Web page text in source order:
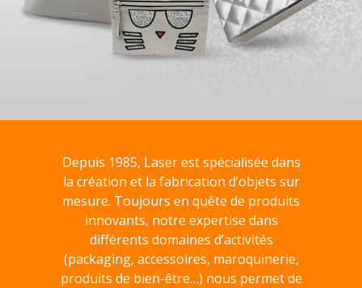
Depuis 1985, Laser est spécialisée dans
la création et la fabrication d’objets sur
mesure. Toujours en quête de produits
innovants, notre expertise dans
différents domaines d’activités
(packaging, accessoires, maroquinerie,
produits de bien-être…) nous permet de